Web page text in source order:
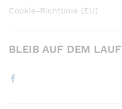
Cookie-Richtlinie (EU)
BLEIB AUF DEM